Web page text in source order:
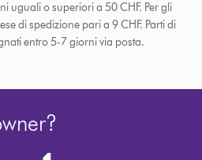
uguali o superiori a 50 CHF. Per gli
di spedizione pari a 9 CHF. Parti di
entro 5-7 giorni via posta.